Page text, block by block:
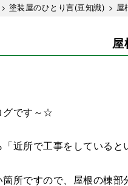
> 塗装屋のひとり言(豆知識) > 屋
グです～☆
近所で工事をしている
所ですので、屋根の棟